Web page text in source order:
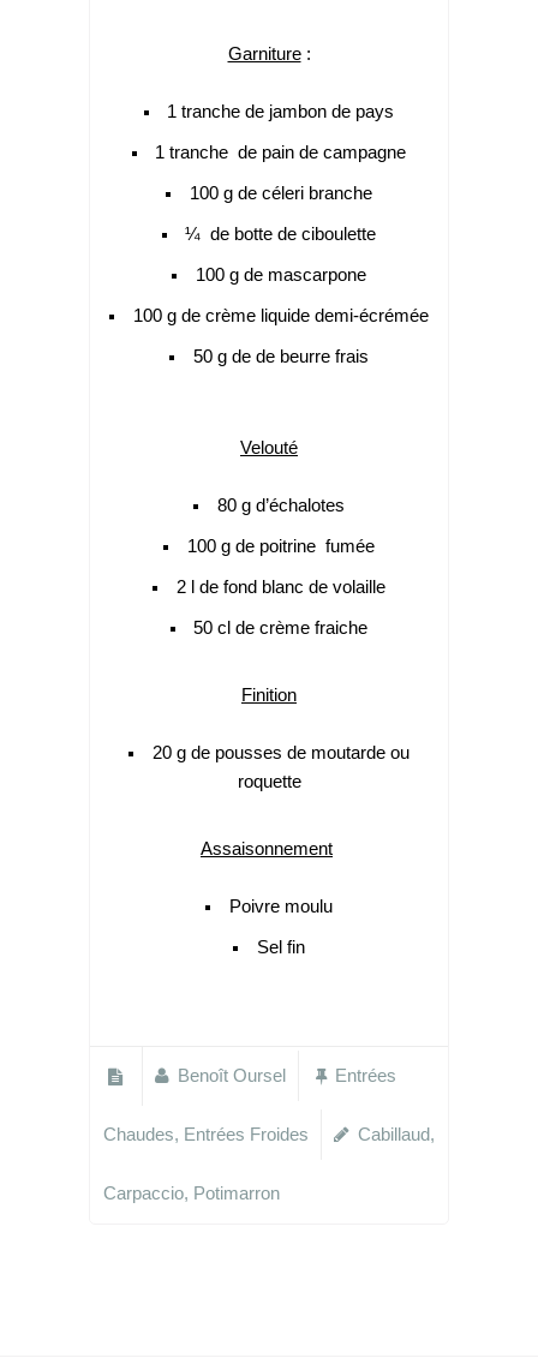
Garniture:
1 tranche de jambon de pays
1 tranche de pain de campagne
100 g de céleri branche
¼ de botte de ciboulette
100 g de mascarpone
100 g de crème liquide demi-écrémée
50 g de de beurre frais
Velouté
80 g d’échalotes
100 g de poitrine fumée
2 l de fond blanc de volaille
50 cl de crème fraiche
Finition
20 g de pousses de moutarde ou
roquette
Assaisonnement
Poivre moulu
Sel fin
Benoît Oursel Entrées
Chaudes, Entrées Froides Cabillaud,
Carpaccio, Potimarron